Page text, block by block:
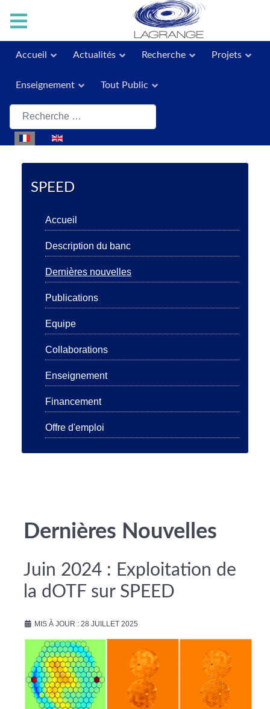
Accueil Actualités Recherche Projets
Enseignement Tout Public
Rechercher
Sélectionnez votre langue
SPEED
Accueil
Description du banc
Dernières nouvelles
Publications
Equipe
Collaborations
Enseignement
Financement
Offre d'emploi
Dernières Nouvelles
Juin 2024 : Exploitation de
la dOTF sur SPEED
MIS À JOUR : 28 JUILLET 2025